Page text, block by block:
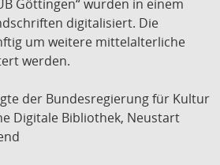
Göttingen“ wurden in einem
digitalisiert. Die
um weitere mittelalterliche
werden.
der Bundesregierung für Kultur
Digitale Bibliothek, Neustart